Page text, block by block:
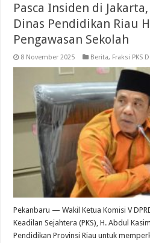
Pasca Insiden di
Dinas Pendidikan Riau
Pengawasan Sekolah
8 November 2025 Berita, Fraksi PKS
Pekanbaru — Wakil Ketua Komisi V
Keadilan Sejahtera (PKS), H. Abdul
Pendidikan Provinsi Riau untuk